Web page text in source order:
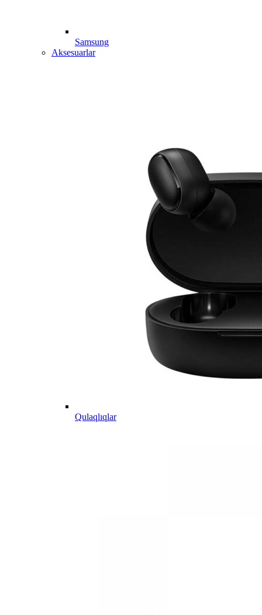
Samsung
Aksesuarlar
Qulaqlıqlar